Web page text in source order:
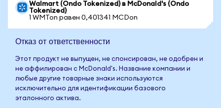
Walmart (Ondo Tokenized) в McDonald's (Ondo
Tokenized)
1 WMTon равен 0,401341 MCDon
Отказ от ответственности
Этот продукт не выпущен, не спонсирован, не одобрен и
не аффилирован с McDonald's. Название компании и
любые другие товарные знаки используются
исключительно для идентификации базового
эталонного актива.